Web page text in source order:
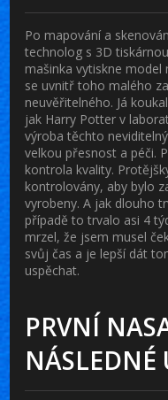
Po mapování a
technolog s 3D
mašinka vytiskne model
se uvnitř toho malého
neuvěřitelného. Já
jak Harry Potter v
výroba těchto
velkou přesnost a péči.
kontrola kvality.
kontrolovány, aby bylo
vyrobeny. A jak dlouho
případě to trvalo asi 4
mrzel, že jsem musel
svůj čas a je lepší dát
uspěchat.
PRVNÍ
NÁSLEDNÉ